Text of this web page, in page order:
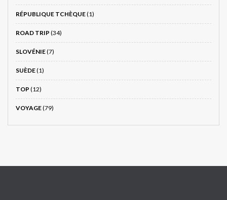
RÉPUBLIQUE TCHÈQUE(1)
ROAD TRIP (34)
SLOVÉNIE(7)
SUÈDE(1)
TOP (12)
VOYAGE(79)